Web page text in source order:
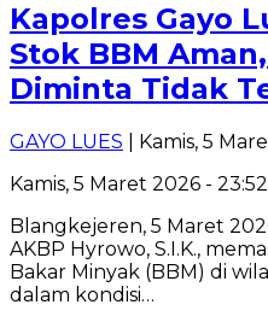
Kapolres Gayo
Stok BBM
Diminta Tidak
GAYO LUES | Kamis, 5
Kamis, 5 Maret 2026 -
Blangkejeren, 5 Maret
AKBP Hyrowo, S.I.K.,
Bakar Minyak (BBM) di
dalam kondisi…